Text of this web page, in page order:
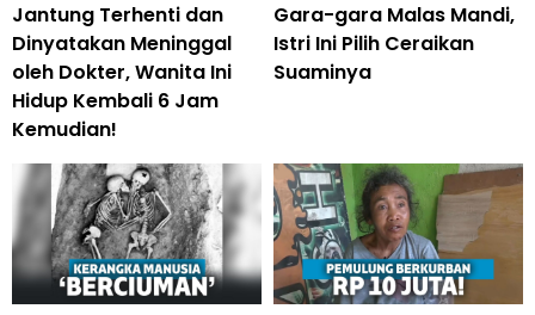
Jantung Terhenti dan
Dinyatakan Meninggal
oleh Dokter, Wanita Ini
Hidup Kembali 6 Jam
Kemudian!
Gara-gara Malas Mandi,
Istri Ini Pilih Ceraikan
Suaminya